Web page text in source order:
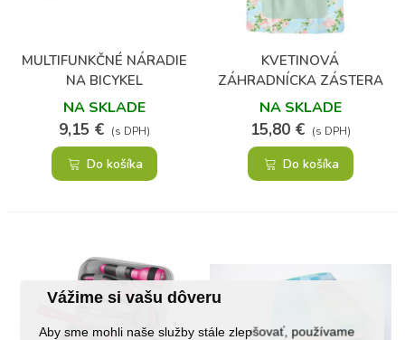
Vážime si vašu dôveru
Aby sme mohli naše služby stále zlepšovať, používame
MULTIFUNKČNÉ NÁRADIE
NA BICYKEL
NA SKLADE
9,15 € (s DPH)
Do košíka
KVETINOVÁ
ZÁHRADNÍCKA ZÁSTERA
ZA KRK
NA SKLADE
15,80 € (s DPH)
Do košíka